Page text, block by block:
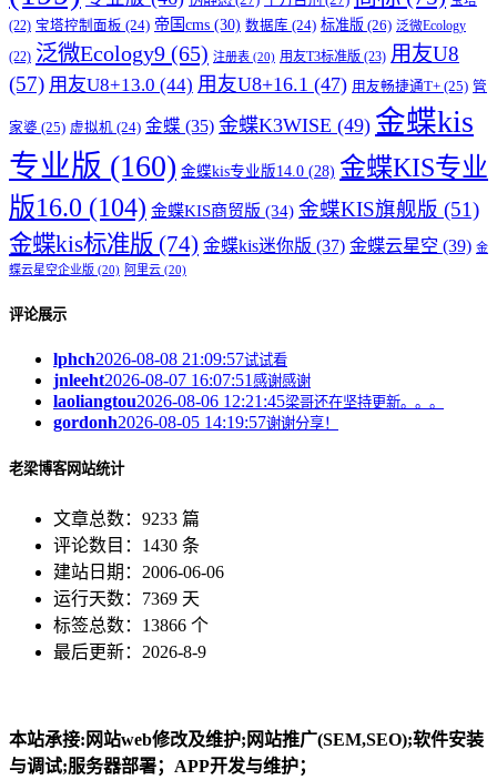
(22) 宝塔控制面板 (24) 帝国cms (30) 数据库 (24) 标准版 (26) 泛微Ecology
(22) 泛微Ecology9 (65) 注册表 (20) 用友T3标准版 (23) 用友U8
(57) 用友U8+13.0 (44) 用友U8+16.1 (47) 用友畅捷通T+ (25) 管
家婆 (25) 虚拟机 (24) 金蝶 (35) 金蝶K3WISE (49) 金蝶kis
专业版 (160) 金蝶kis专业版14.0 (28) 金蝶KIS专业
版16.0 (104) 金蝶KIS商贸版 (34) 金蝶KIS旗舰版 (51)
金蝶kis标准版 (74) 金蝶kis迷你版 (37) 金蝶云星空 (39) 金
蝶云星空企业版 (20) 阿里云 (20)
评论展示
lphch2026-08-08 21:09:57试试看
jnleeht2026-08-07 16:07:51 感谢感谢
laoliangtou2026-08-06 12:21:45梁哥还在坚持更新。。。
gordonh2026-08-05 14:19:57谢谢分享！
老梁博客网站统计
文章总数：9233 篇
评论数目：1430 条
建站日期：2006-06-06
运行天数：7369 天
标签总数：13866 个
最后更新：2026-8-9
本站承接:网站web修改及维护;网站推广(SEM,SEO);软件安装
与调试;服务器部署；APP开发与维护；